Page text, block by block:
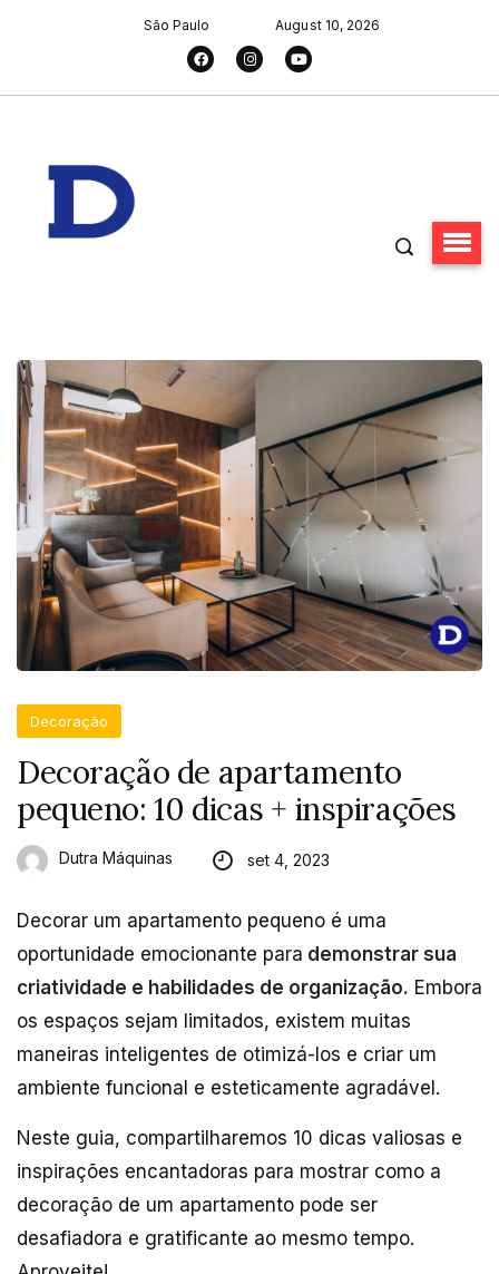
São Paulo August 10, 2026
Decoração
Decoração de apartamento
pequeno: 10 dicas + inspirações
Dutra Máquinas set 4, 2023
Decorar um apartamento pequeno é uma
oportunidade emocionante para demonstrar sua
criatividade e habilidades de organização. Embora
os espaços sejam limitados, existem muitas
maneiras inteligentes de otimizá-los e criar um
ambiente funcional e esteticamente agradável.
Neste guia, compartilharemos 10 dicas valiosas e
inspirações encantadoras para mostrar como a
decoração de um apartamento pode ser
desafiadora e gratificante ao mesmo tempo.